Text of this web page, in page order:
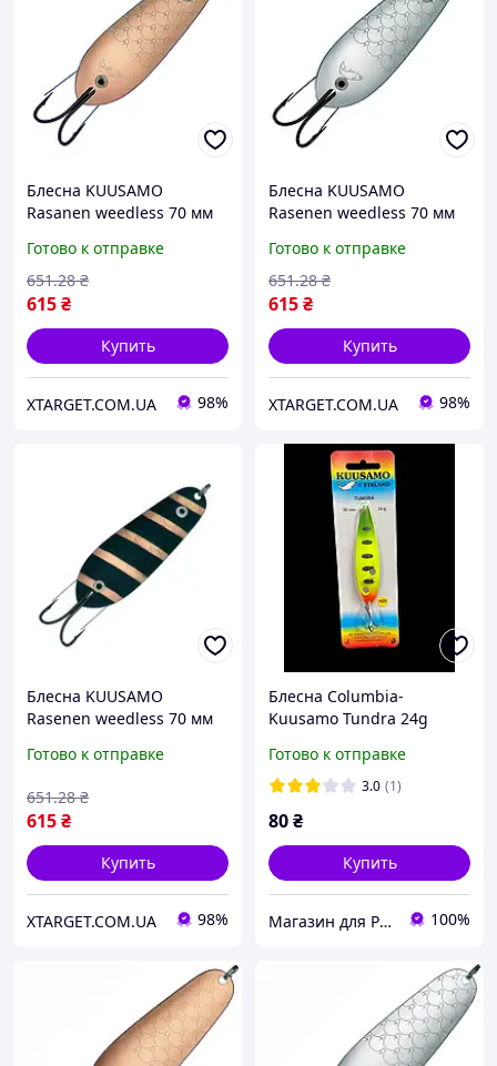
Блесна KUUSAMO
Rasanen weedless 70 мм
Готово к отправке
615₴
651.28 ₴
Купить
XTARGET.COM.UA 98%
Блесна KUUSAMO
Rasenen weedless 70 мм
Готово к отправке
615₴
651.28 ₴
Купить
XTARGET.COM.UA 98%
Блесна KUUSAMO
Rasenen weedless 70 мм
Готово к отправке
615₴
651.28 ₴
Купить
XTARGET.COM.UA 98%
Блесна Columbia-
Kuusamo Tundra 24g
Готово к отправке
3.0 (1)
80₴
Купить
Магазин для Рыбалки MmFishing 100%